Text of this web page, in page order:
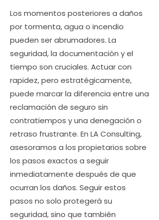
Los momentos posteriores a daños
por tormenta, agua o incendio
pueden ser abrumadores. La
seguridad, la documentación y el
tiempo son cruciales. Actuar con
rapidez, pero estratégicamente,
puede marcar la diferencia entre una
reclamación de seguro sin
contratiempos y una denegación o
retraso frustrante. En LA Consulting,
asesoramos a los propietarios sobre
los pasos exactos a seguir
inmediatamente después de que
ocurran los daños. Seguir estos
pasos no solo protegerá su
seguridad, sino que también